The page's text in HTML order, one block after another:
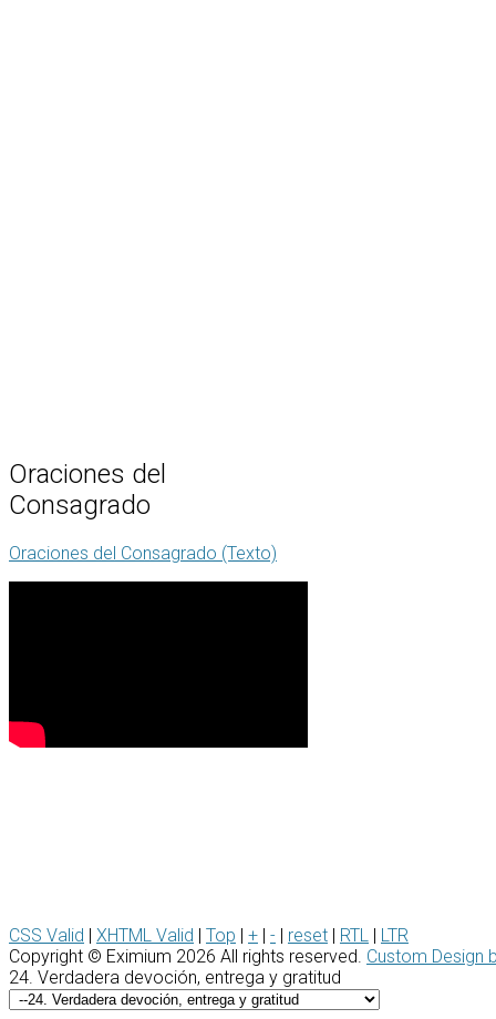
Oraciones del
Consagrado
Oraciones del Consagrado (Texto)
CSS Valid | XHTML Valid | Top | + | - | reset | RTL | LTR
Copyright © Eximium 2026 All rights reserved. Custom Design
24. Verdadera devoción, entrega y gratitud